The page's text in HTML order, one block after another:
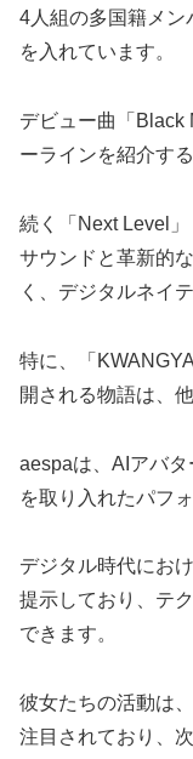
4人組の多国籍メン
を入れています。
デビュー曲「Black
ーラインを紹介す
続く「Next Level
サウンドと革新的
く、デジタルネイ
特に、「
開される物語は、
aespaは、AIアバ
を取り入れたパフ
デジタル時代にお
提示しており、テ
できます。
彼女たちの活動は
注目されており、